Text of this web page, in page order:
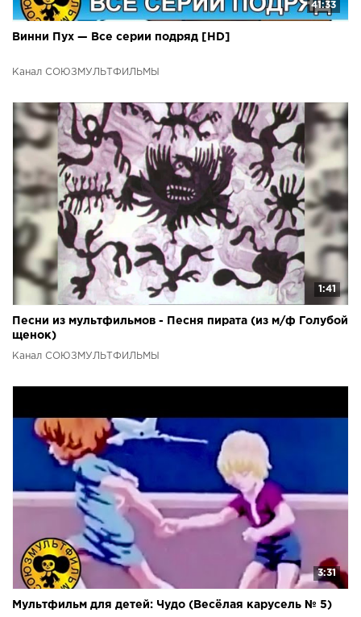
41:33
Винни Пух — Все серии подряд [HD]
Канал СОЮЗМУЛЬТФИЛЬМЫ
1:41
Песни из мультфильмов - Песня пирата (из м/ф Голубой
щенок)
Канал СОЮЗМУЛЬТФИЛЬМЫ
3:31
Мультфильм для детей: Чудо (Весёлая карусель № 5)